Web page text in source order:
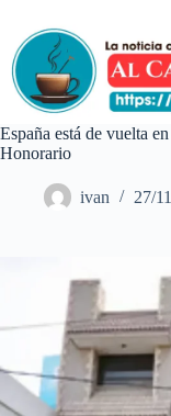
contenido
España está de vuelta
Honorario
ivan 27/